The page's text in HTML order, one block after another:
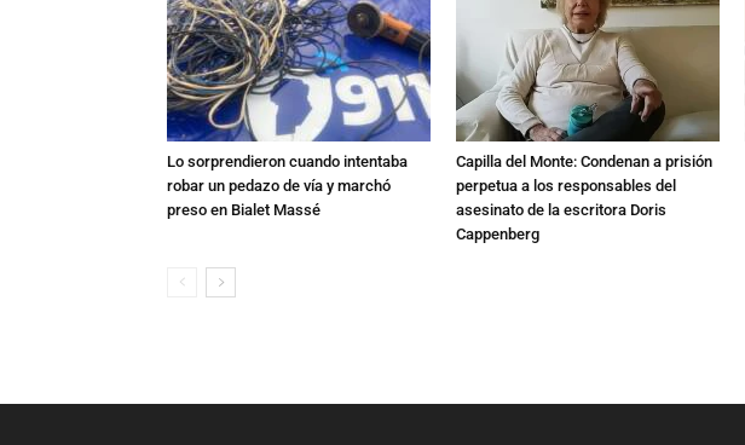
Lo sorprendieron cuando intentaba
robar un pedazo de vía y marchó
preso en Bialet Massé
Capilla del Monte: Condenan a prisión
perpetua a los responsables del
asesinato de la escritora Doris
Cappenberg